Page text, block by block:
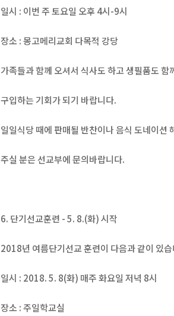
일시 : 이번 주 토요일 오후 4시-9시
장소 : 몽고메리교회 다목적 강당
가족들과 함께 오셔서 식사도 하고 생필품도 함
구입하는 기회가 되기 바랍니다.
일일식당 때에 판매될 반찬이나 음식 도네이션
주실 분은 선교부에 문의바랍니다.
6. 단기선교훈련 - 5. 8.(화) 시작
2018년 여름단기선교 훈련이 다음과 같이 있
일시 : 2018. 5. 8(화) 매주 화요일 저녁 8시
장소 : 주일학교실